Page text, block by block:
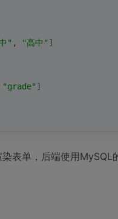
" , "高中" ]
"grade" ]
表单，后端使用MySQL